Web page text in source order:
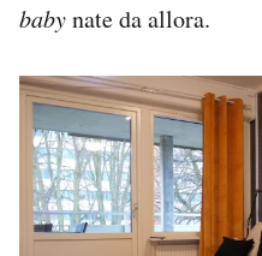
babynate da allora.